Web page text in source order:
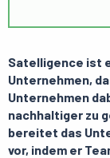
Satelligence ist
Unternehmen,
Unternehmen
nachhaltiger zu
bereitet das
vor, indem er